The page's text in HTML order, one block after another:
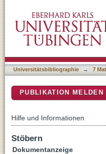
Universitätsbibliographie → 7
PUBLIKATION MELDEN
Hilfe und Informationen
Stöbern
Dokumentanzeige